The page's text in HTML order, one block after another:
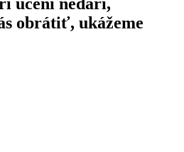
učení nedarí,
obrátiť, ukážeme